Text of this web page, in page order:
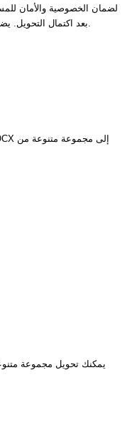
لضمان الخصوصية والأمان
بعد اكتمال التحويل. يضمن ذلك بقاء بياناتك سرية وآمنة طوال العملية.